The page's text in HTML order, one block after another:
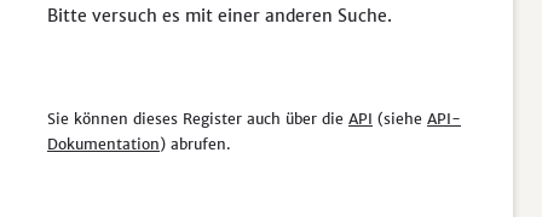
Bitte versuch es mit einer anderen Suche.
Sie können dieses Register auch über die API (siehe API-
Dokumentation) abrufen.